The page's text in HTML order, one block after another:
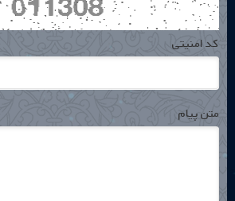
کد امنیتی
متن پیام